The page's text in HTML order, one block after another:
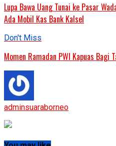
Lupa Bawa Uang Tunai ke Pasar
Ada Mobil Kas Bank Kalsel
Don't Miss
Momen Ramadan PWI Kapuas Bagi
adminsuaraborneo